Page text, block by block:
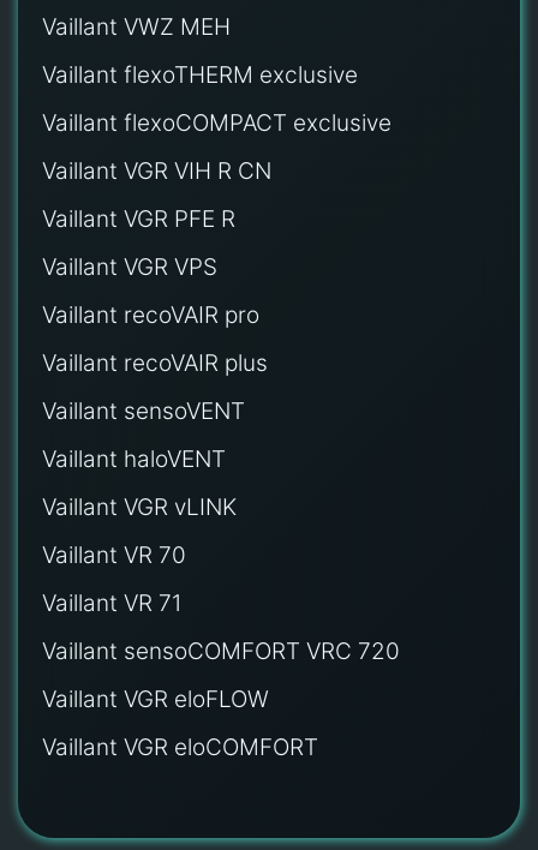
Vaillant VWZ MEH
Vaillant flexoTHERM exclusive
Vaillant flexoCOMPACT exclusive
Vaillant VGR VIH R CN
Vaillant VGR PFE R
Vaillant VGR VPS
Vaillant recoVAIR pro
Vaillant recoVAIR plus
Vaillant sensoVENT
Vaillant haloVENT
Vaillant VGR vLINK
Vaillant VR 70
Vaillant VR 71
Vaillant sensoCOMFORT VRC 720
Vaillant VGR eloFLOW
Vaillant VGR eloCOMFORT